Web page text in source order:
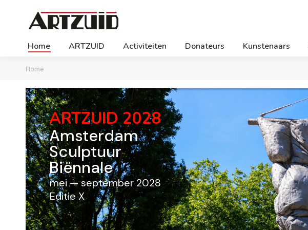
Home ARTZUID Activiteiten Donateurs Kunstenaars
Je bent hier:
Home
ARTZUID 2028
Amsterdam
Sculptuur
Biënnale
mei — september 2028
Editie X